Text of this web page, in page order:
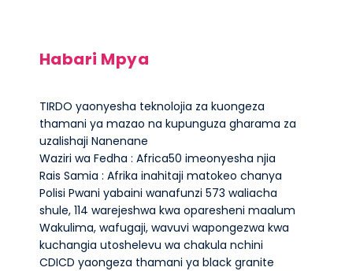
Habari Mpya
TIRDO yaonyesha teknolojia za kuongeza
thamani ya mazao na kupunguza gharama za
uzalishaji Nanenane
Waziri wa Fedha : Africa50 imeonyesha njia
Rais Samia : Afrika inahitaji matokeo chanya
Polisi Pwani yabaini wanafunzi 573 waliacha
shule, 114 warejeshwa kwa oparesheni maalum
Wakulima, wafugaji, wavuvi wapongezwa kwa
kuchangia utoshelevu wa chakula nchini
CDICD yaongeza thamani ya black granite